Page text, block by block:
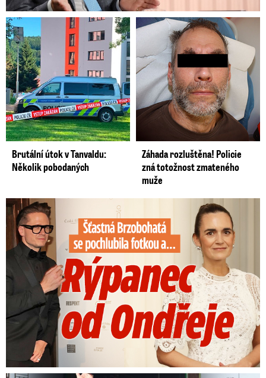
Zdroj: Blesk Zprávy / ČTK
Brutální útok v Tanvaldu:
Několik pobodaných
Záhada rozluštěna! Policie
zná totožnost zmateného
muže
Šťastná Brzobohatá se pochlubila fotkou: Rýpanec od Ondřeje